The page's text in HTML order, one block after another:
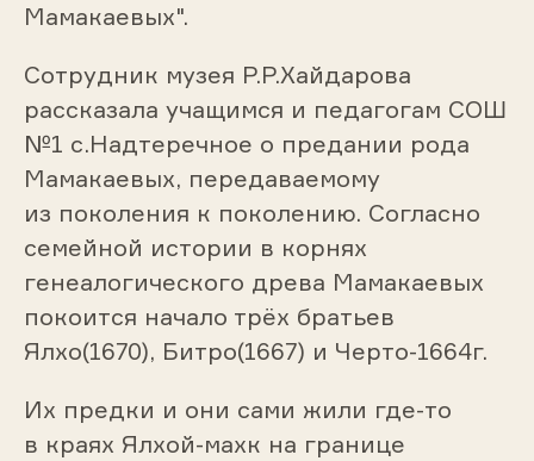
Мамакаевых".
Сотрудник музея Р.Р.Хайдарова
рассказала учащимся и педагогам СОШ
№1 с.Надтеречное о предании рода
Мамакаевых, передаваемому
из поколения к поколению. Согласно
семейной истории в корнях
генеалогического древа Мамакаевых
покоится начало трёх братьев
Ялхо(1670), Битро(1667) и Черто-1664г.
Их предки и они сами жили где-то
в краях Ялхой-махк на границе